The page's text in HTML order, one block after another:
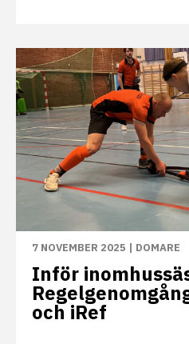
7 NOVEMBER 2025 | DOMARE
Inför
och iRef